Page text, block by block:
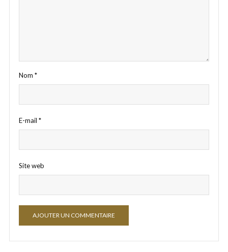
Nom *
E-mail *
Site web